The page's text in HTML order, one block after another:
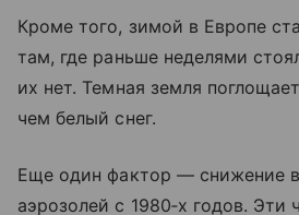
Кроме того, зимой в Европе
там, где раньше неделями
их нет. Темная земля
чем белый снег.
Еще один фактор — снижение
аэрозолей с 1980‑х годов.